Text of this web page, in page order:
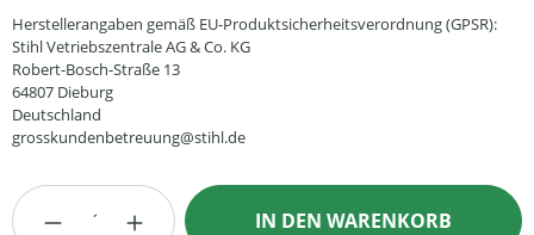
Herstellerangaben gemäß EU-Produktsicherheitsverordnung (GPSR):
Stihl Vetriebszentrale AG & Co. KG
Robert-Bosch-Straße 13
64807 Dieburg
Deutschland
grosskundenbetreuung@stihl.de
Produkt Anzahl: Gib den gewünschten
IN DEN WARENKORB